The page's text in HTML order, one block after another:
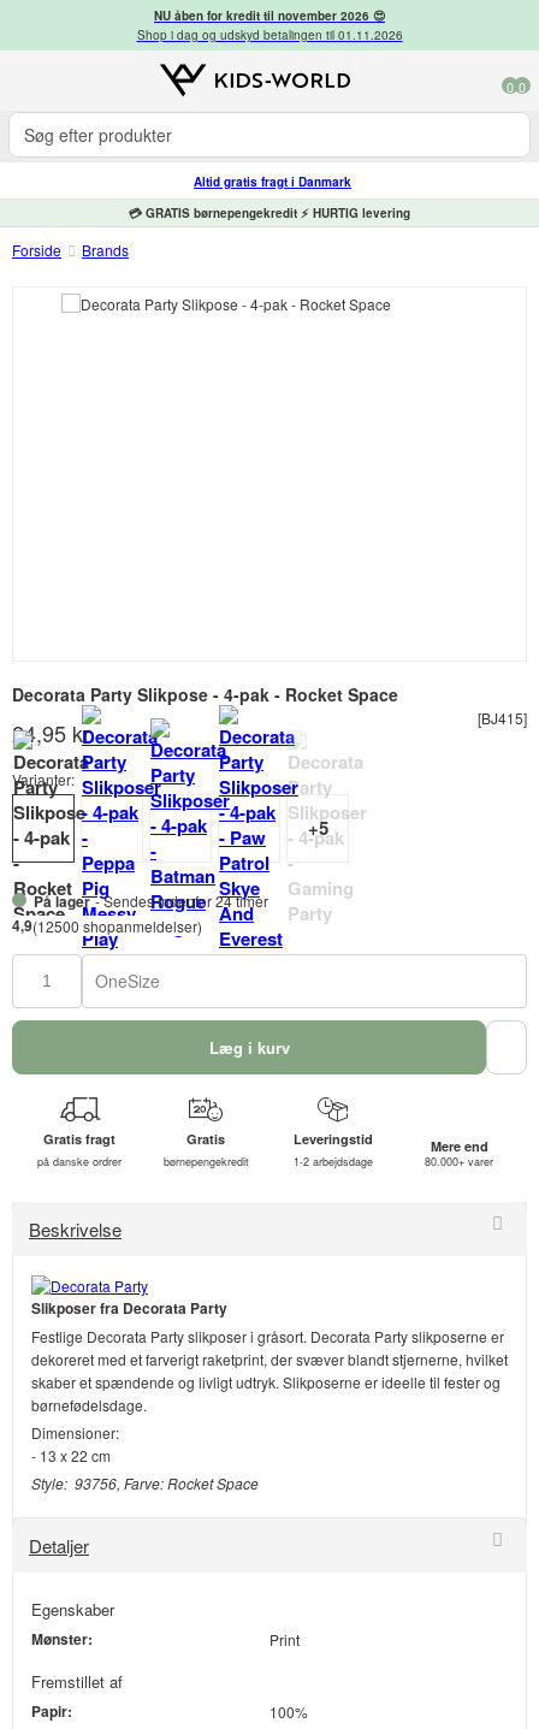
NU åben for kredit til november 2026 😍
Shop i dag og udskyd betalingen til 01.11.2026
0 0
Altid gratis fragt i Danmark
💳 GRATIS børnepengekredit ⚡ HURTIG levering
Forside Brands
Decorata Party Slikpose - 4-pak - Rocket Space
[BJ415]
24,95 kr.
Varianter:
På lager- Sendes indenfor 24 timer
4,9(12500 shopanmeldelser)
OneSize
Læg i kurv
Gratis fragt
på danske ordrer
Gratis
børnepengekredit
Leveringstid
1-2 arbejdsdage
Mere end
80.000+ varer
Beskrivelse
Slikposerfra Decorata Party
Festlige Decorata Party slikposer i gråsort. Decorata Party slikposerne er
dekoreret med et farverigt raketprint, der svæver blandt stjernerne, hvilket
skaber et spændende og livligt udtryk. Slikposerne er ideelle til fester og
børnefødelsdage.
Dimensioner:
- 13 x 22 cm
Style: 93756, Farve: Rocket Space
Detaljer
Egenskaber
Mønster: Print
Fremstillet af
Papir: 100%